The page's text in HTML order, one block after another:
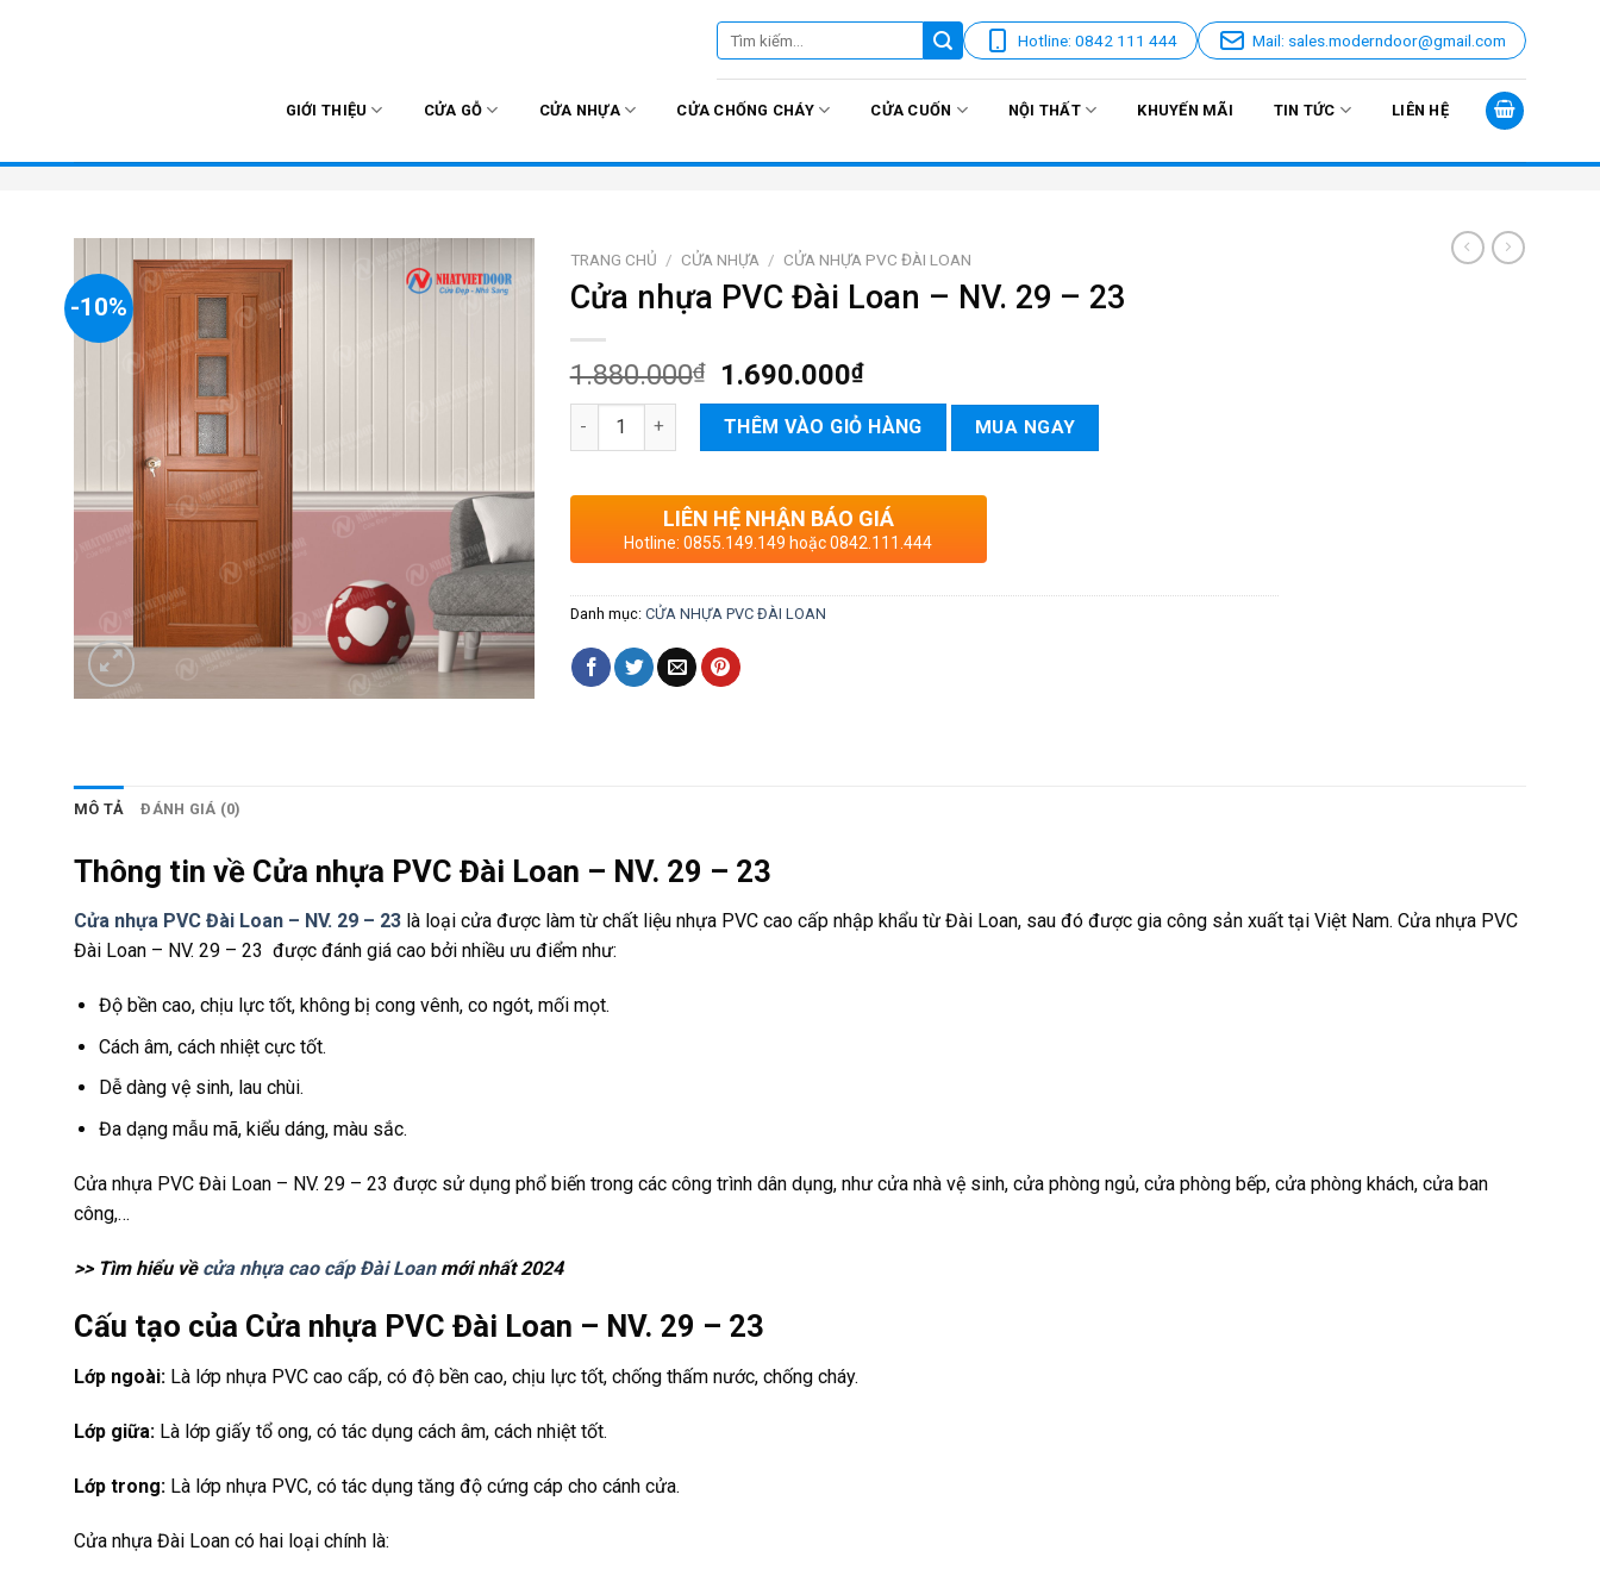
Tìm
kiếm:
Hotline: 0842 111 444 Mail: sales.moderndoor@gmail.com
GIỚI THIỆU CỬA GỖ CỬA NHỰA CỬA CHỐNG CHÁY CỬA CUỐN NỘI THẤT KHUYẾN MÃI TIN TỨC LIÊN HỆ
-10%
TRANG CHỦ / CỬA NHỰA / CỬA NHỰA PVC ĐÀI LOAN
Cửa nhựa PVC Đài Loan – NV. 29 – 23
1.880.000₫ 1.690.000₫
Cửa nhựa PVC Đài Loan – NV. 29 – 23 số lượng
THÊM VÀO GIỎ HÀNG MUA NGAY
LIÊN HỆ NHẬN BÁO GIÁ
Hotline: 0855.149.149 hoặc 0842.111.444
Danh mục: CỬA NHỰA PVC ĐÀI LOAN
MÔ TẢ ĐÁNH GIÁ (0)
Thông tin về Cửa nhựa PVC Đài Loan – NV. 29 – 23
Cửa nhựa PVC Đài Loan – NV. 29 – 23 là loại cửa được làm từ chất liệu nhựa PVC cao cấp nhập khẩu từ Đài Loan, sau đó được gia công sản xuất tại Việt Nam. Cửa nhựa PVC
Đài Loan – NV. 29 – 23 được đánh giá cao bởi nhiều ưu điểm như:
Độ bền cao, chịu lực tốt, không bị cong vênh, co ngót, mối mọt.
Cách âm, cách nhiệt cực tốt.
Dễ dàng vệ sinh, lau chùi.
Đa dạng mẫu mã, kiểu dáng, màu sắc.
Cửa nhựa PVC Đài Loan – NV. 29 – 23 được sử dụng phổ biến trong các công trình dân dụng, như cửa nhà vệ sinh, cửa phòng ngủ, cửa phòng bếp, cửa phòng khách, cửa ban
công,…
>> Tìm hiểu về cửa nhựa cao cấp Đài Loanmới nhất 2024
Cấu tạo của Cửa nhựa PVC Đài Loan – NV. 29 – 23
Lớp ngoài: Là lớp nhựa PVC cao cấp, có độ bền cao, chịu lực tốt, chống thấm nước, chống cháy.
Lớp giữa: Là lớp giấy tổ ong, có tác dụng cách âm, cách nhiệt tốt.
Lớp trong: Là lớp nhựa PVC, có tác dụng tăng độ cứng cáp cho cánh cửa.
Cửa nhựa Đài Loan có hai loại chính là: